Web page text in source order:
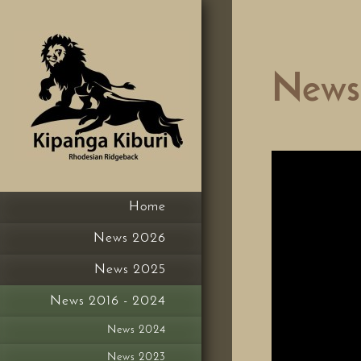
Home
News 2026
News 2025
News 2016 - 2024
News 2024
News 2023